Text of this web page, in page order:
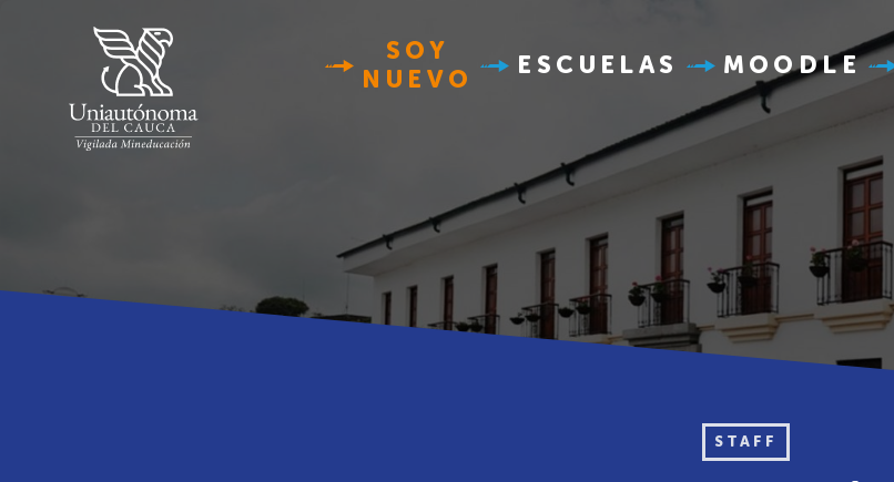
SOY
NUEVO
ESCUELAS MOODLE
STAFF